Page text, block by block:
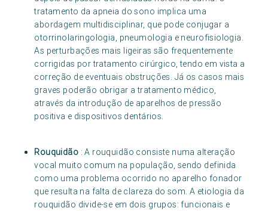
tratamento da apneia do sono implica uma
abordagem multidisciplinar, que pode conjugar a
otorrinolaringologia, pneumologia e neurofisiologia.
As perturbações mais ligeiras são frequentemente
corrigidas por tratamento cirúrgico, tendo em vista a
correção de eventuais obstruções. Já os casos mais
graves poderão obrigar a tratamento médico,
através da introdução de aparelhos de pressão
positiva e dispositivos dentários.
Rouquidão : A rouquidão consiste numa alteração
vocal muito comum na população, sendo definida
como uma problema ocorrido no aparelho fonador
que resulta na falta de clareza do som. A etiologia da
rouquidão divide-se em dois grupos: funcionais e